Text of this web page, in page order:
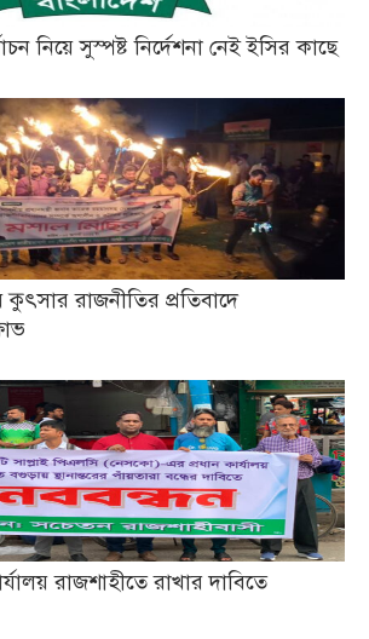
নিয়ে সুস্পষ্ট নির্দেশনা নেই ইসির কাছে
কুৎসার রাজনীতির প্রতিবাদে
রাজশাহীতে রাখার দাবিতে